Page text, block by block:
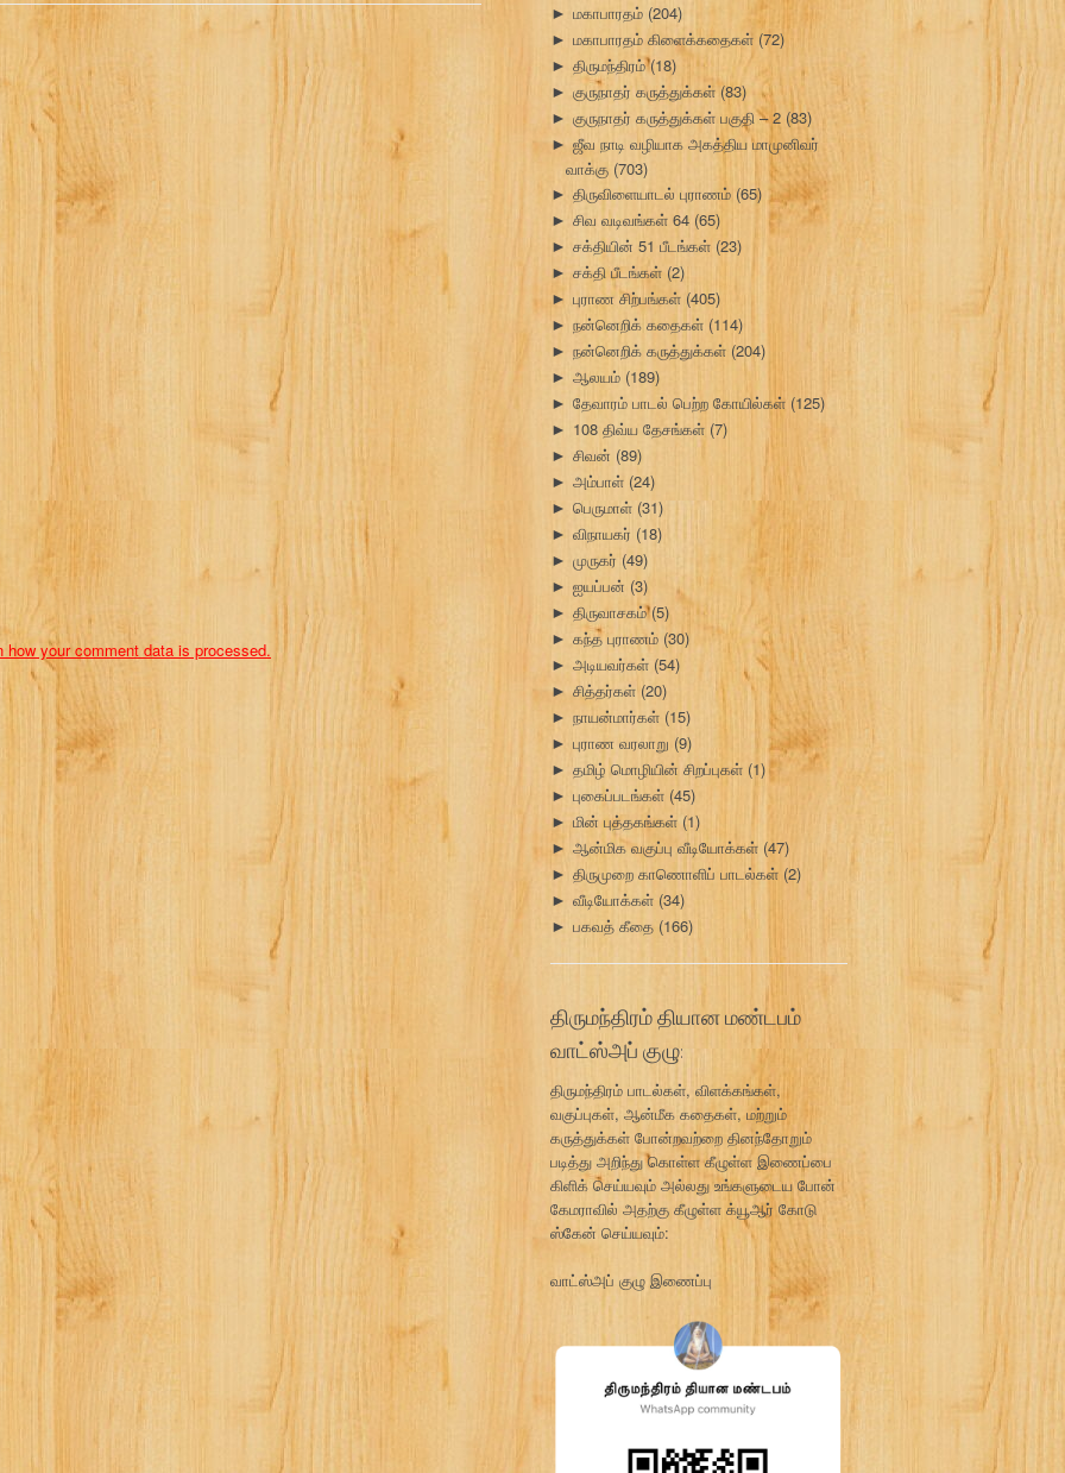
how your comment data is processed.
► மகாபாரதம் (204)
► மகாபாரதம் கிளைக்கதைகள் (72)
► திருமந்திரம்(18)
► குருநாதர் கருத்துக்கள்(83)
► குருநாதர் கருத்துக்கள் பகுதி – 2 (83)
► ஜீவ நாடி வழியாக அகத்திய மாமுனிவர்
வாக்கு (703)
► திருவிளையாடல் புராணம் (65)
► சிவ வடிவங்கள் 64 (65)
► சக்தியின் 51 பீடங்கள் (23)
► சக்தி பீடங்கள் (2)
► புராண சிற்பங்கள் (405)
► நன்னெறிக் கதைகள் (114)
► நன்னெறிக் கருத்துக்கள் (204)
► ஆலயம் (189)
► தேவாரம் பாடல் பெற்ற கோயில்கள் (125)
► 108 திவ்ய தேசங்கள் (7)
► சிவன் (89)
► அம்பாள் (24)
► பெருமாள் (31)
► விநாயகர் (18)
► முருகர் (49)
► ஐயப்பன் (3)
► திருவாசகம்(5)
► கந்த புராணம் (30)
► அடியவர்கள் (54)
► சித்தர்கள் (20)
► நாயன்மார்கள் (15)
► புராண வரலாறு (9)
► தமிழ் மொழியின் சிறப்புகள் (1)
► புகைப்படங்கள் (45)
► மின் புத்தகங்கள் (1)
► ஆன்மிக வகுப்பு வீடியோக்கள் (47)
► திருமுறை காணொளிப் பாடல்கள் (2)
► வீடியோக்கள் (34)
► பகவத் கீதை (166)
திருமந்திரம் தியான மண்டபம்
வாட்ஸ்அப் குழு:
திருமந்திரம் பாடல்கள், விளக்கங்கள்,
வகுப்புகள், ஆன்மீக கதைகள், மற்றும்
கருத்துக்கள் போன்றவற்றை தினந்தோறும்
படித்து அறிந்து கொள்ள கீழுள்ள இணைப்பை
கிளிக் செய்யவும் அல்லது உங்களுடைய போன்
கேமராவில் அதற்கு கீழுள்ள க்யூஆர் கோடு
ஸ்கேன் செய்யவும்:
வாட்ஸ்அப் குழு இணைப்பு